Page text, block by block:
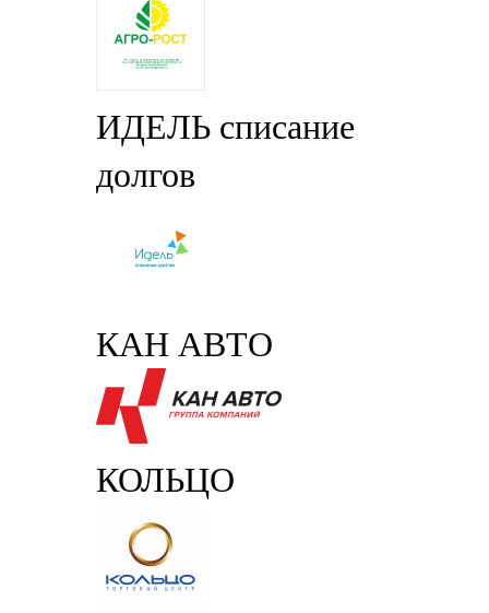
ИДЕЛЬ списание
долгов
КАН АВТО
КОЛЬЦО